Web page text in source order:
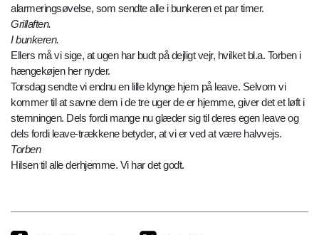
alarmeringsøvelse, som sendte alle i bunkeren et par timer.
Grillaften.
I bunkeren.
Ellers må vi sige, at ugen har budt på dejligt vejr, hvilket bl.a. Torben i
hængekøjen her nyder.
Torsdag sendte vi endnu en lille klynge hjem på leave. Selvom vi
kommer til at savne dem i de tre uger de er hjemme, giver det et løft i
stemningen. Dels fordi mange nu glæder sig til deres egen leave og
dels fordi leave-trækkene betyder, at vi er ved at være halvvejs.
Torben
Hilsen til alle derhjemme. Vi har det godt.